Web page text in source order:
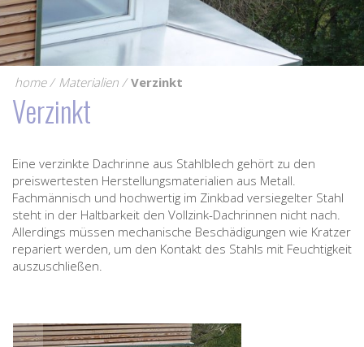
home Materialien Verzinkt
Verzinkt
Eine verzinkte Dachrinne aus Stahlblech gehört zu den
preiswertesten Herstellungsmaterialien aus Metall.
Fachmännisch und hochwertig im Zinkbad versiegelter Stahl
steht in der Haltbarkeit den Vollzink-Dachrinnen nicht nach.
Allerdings müssen mechanische Beschädigungen wie Kratzer
repariert werden, um den Kontakt des Stahls mit Feuchtigkeit
auszuschließen.